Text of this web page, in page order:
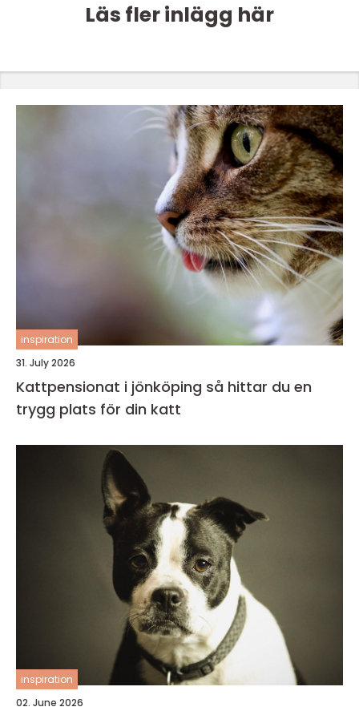
Läs fler inlägg här
inspiration
31. July 2026
Kattpensionat i jönköping så hittar du en
trygg plats för din katt
inspiration
02. June 2026